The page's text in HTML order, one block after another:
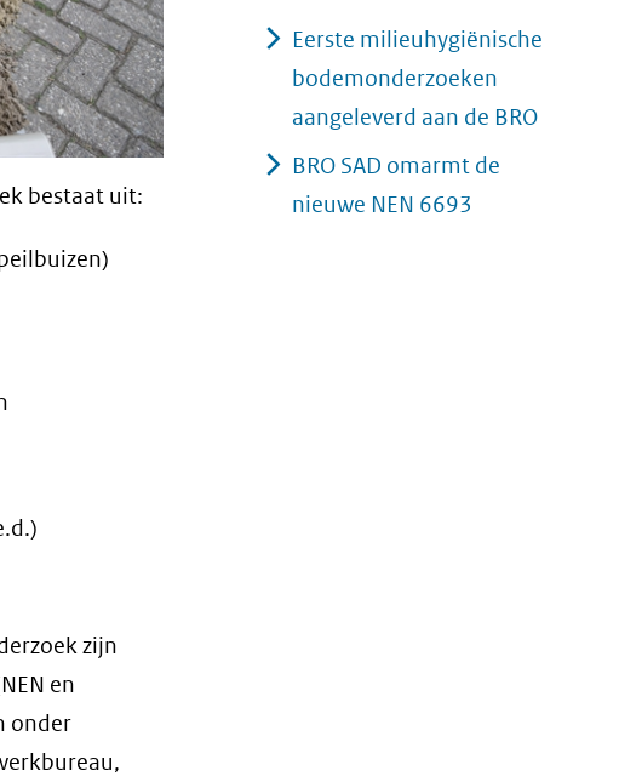
bestaat uit:
zijn
en
onder
Eerste milieuhygiënische
bodemonderzoeken
aangeleverd aan de BRO
BRO SAD omarmt de
nieuwe NEN 6693